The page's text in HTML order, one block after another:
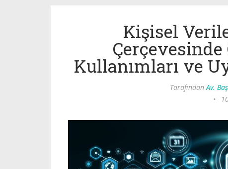
Kişisel
Kullanımları ve
Tarafından Av.
•